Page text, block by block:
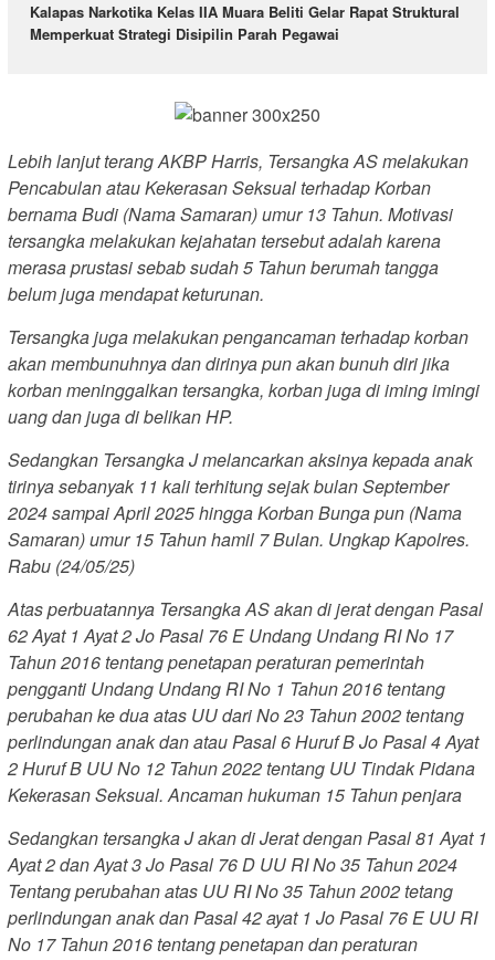
Kalapas Narkotika Kelas IIA Muara Beliti Gelar Rapat Struktural
Memperkuat Strategi Disipilin Parah Pegawai
Lebih lanjut terang AKBP Harris, Tersangka AS melakukan
Pencabulan atau Kekerasan Seksual terhadap Korban
bernama Budi (Nama Samaran) umur 13 Tahun. Motivasi
tersangka melakukan kejahatan tersebut adalah karena
merasa prustasi sebab sudah 5 Tahun berumah tangga
belum juga mendapat keturunan.
Tersangka juga melakukan pengancaman terhadap korban
akan membunuhnya dan dirinya pun akan bunuh diri jika
korban meninggalkan tersangka, korban juga di iming imingi
uang dan juga di belikan HP.
Sedangkan Tersangka J melancarkan aksinya kepada anak
tirinya sebanyak 11 kali terhitung sejak bulan September
2024 sampai April 2025 hingga Korban Bunga pun (Nama
Samaran) umur 15 Tahun hamil 7 Bulan. Ungkap Kapolres.
Rabu (24/05/25)
Atas perbuatannya Tersangka AS akan di jerat dengan Pasal
62 Ayat 1 Ayat 2 Jo Pasal 76 E Undang Undang RI No 17
Tahun 2016 tentang penetapan peraturan pemerintah
pengganti Undang Undang RI No 1 Tahun 2016 tentang
perubahan ke dua atas UU dari No 23 Tahun 2002 tentang
perlindungan anak dan atau Pasal 6 Huruf B Jo Pasal 4 Ayat
2 Huruf B UU No 12 Tahun 2022 tentang UU Tindak Pidana
Kekerasan Seksual. Ancaman hukuman 15 Tahun penjara
Sedangkan tersangka J akan di Jerat dengan Pasal 81 Ayat 1
Ayat 2 dan Ayat 3 Jo Pasal 76 D UU RI No 35 Tahun 2024
Tentang perubahan atas UU RI No 35 Tahun 2002 tetang
perlindungan anak dan Pasal 42 ayat 1 Jo Pasal 76 E UU RI
No 17 Tahun 2016 tentang penetapan dan peraturan